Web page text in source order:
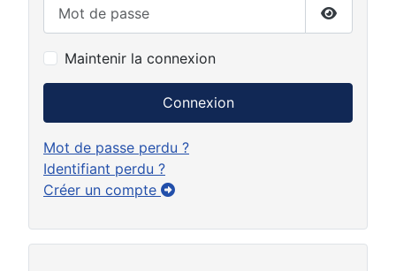
Afficher
Maintenir la connexion
Connexion
Mot de passe perdu ?
Identifiant perdu ?
Créer un compte